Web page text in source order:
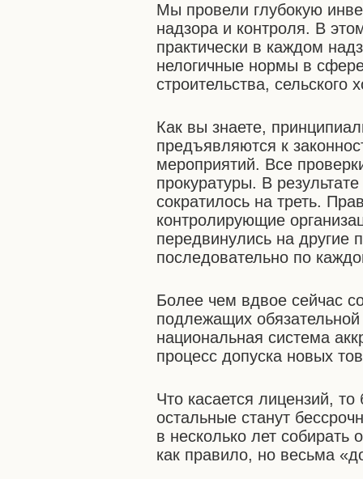
Мы провели глубокую
надзора и контроля. В
практически в каждом
нелогичные нормы в
строительства, сельского
Как вы знаете,
предъявляются к
мероприятий. Все
прокуратуры. В
сократилось на треть.
контролирующие
передвинулись на другие
последовательно по
Более чем вдвое сейчас
подлежащих
национальная система
процесс допуска новых
Что касается лицензий,
остальные станут
в несколько лет
как правило, но весьма